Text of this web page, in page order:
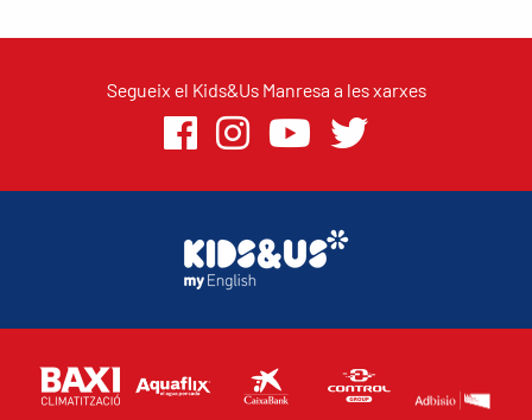
Segueix el Kids&Us Manresa a les xarxes